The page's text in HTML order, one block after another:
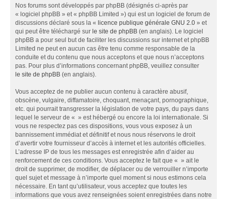
Nos forums sont développés par phpBB (désignés ci-après par
« logiciel phpBB » et « phpBB Limited ») qui est un logiciel de forum de
discussions déclaré sous la « licence publique générale GNU 2.0 » et
qui peut être téléchargé sur le site de phpBB (en anglais). Le logiciel
phpBB a pour seul but de faciliter les discussions sur internet et phpBB
Limited ne peut en aucun cas être tenu comme responsable de la
conduite et du contenu que nous acceptons et que nous n’acceptons
pas. Pour plus d’informations concernant phpBB, veuillez consulter
le site de phpBB (en anglais).
Vous acceptez de ne publier aucun contenu à caractère abusif,
obscène, vulgaire, diffamatoire, choquant, menaçant, pornographique,
etc. qui pourrait transgresser la législation de votre pays, du pays dans
lequel le serveur de « » est hébergé ou encore la loi internationale. Si
vous ne respectez pas ces dispositions, vous vous exposez à un
bannissement immédiat et définitif et nous nous réservons le droit
d’avertir votre fournisseur d’accès à internet et les autorités officielles.
L’adresse IP de tous les messages est enregistrée afin d’aider au
renforcement de ces conditions. Vous acceptez le fait que « » ait le
droit de supprimer, de modifier, de déplacer ou de verrouiller n’importe
quel sujet et message à n’importe quel moment si nous estimons cela
nécessaire. En tant qu’utilisateur, vous acceptez que toutes les
informations que vous avez renseignées soient enregistrées dans notre